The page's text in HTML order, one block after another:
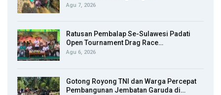
Agu 7, 2026
Ratusan Pembalap Se-Sulawesi Padati
Open Tournament Drag Race…
Agu 6, 2026
Gotong Royong TNI dan Warga Percepat
Pembangunan Jembatan Garuda di…